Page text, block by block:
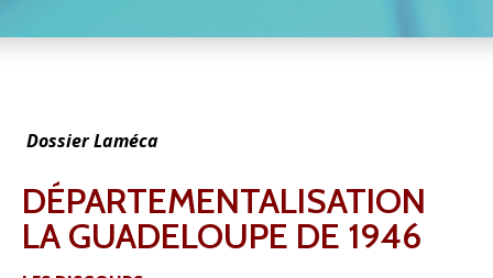
Dossier Laméca
DÉPARTEMENTALISATION
LA GUADELOUPE DE 1946